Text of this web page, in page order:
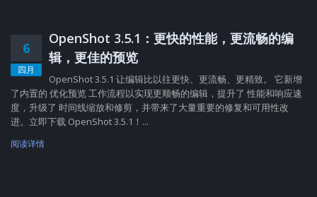
6
四月
OpenShot 3.5.1：更快的性能，更流畅的编
辑，更佳的预览
OpenShot 3.5.1 让编辑比以往更快、更流畅、更精致。 它新增
了内置的 优化预览 工作流程以实现更顺畅的编辑，提升了 性能和响应速
度，升级了 时间线缩放和修剪，并带来了大量重要的修复和可用性改
进。立即下载 OpenShot 3.5.1！...
阅读详情